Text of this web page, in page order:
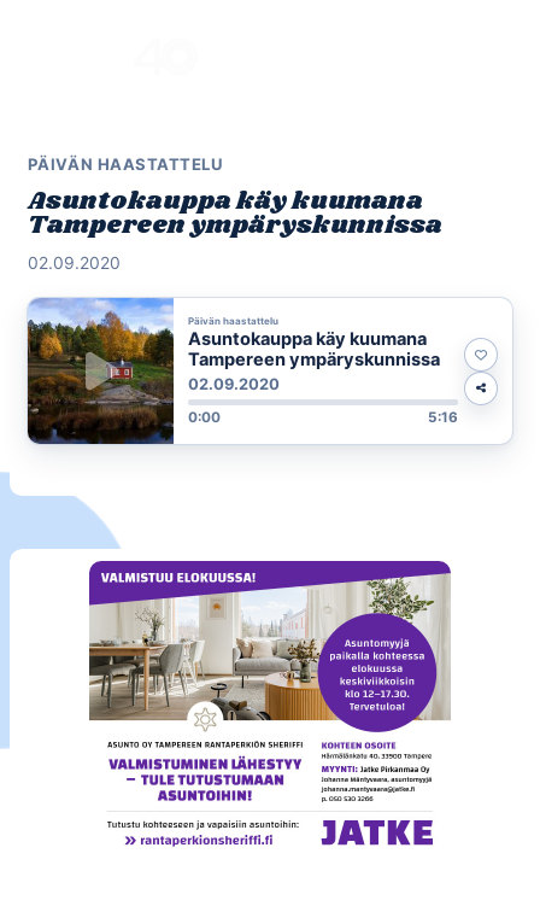
PÄIVÄN HAASTATTELU
Asuntokauppa käy kuumana
Tampereen ympäryskunnissa
02.09.2020
Päivän haastattelu
Asuntokauppa käy kuumana
Tampereen ympäryskunnissa
02.09.2020
0:00 5:16